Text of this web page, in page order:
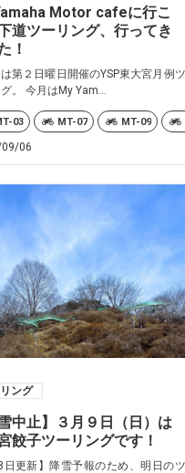
Ténéré700 XMAX
Motor cafeに行こ
道ツーリング、行ってき
！
第２日曜日開催のYSP東大宮月例ツ
。 今月はMy Yam...
03 MT-07 MT-09
06
ング
雪中止】３月９日（日）は
餃子ツーリングです！
8日更新】降雪予報のため、明日のツ